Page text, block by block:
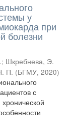
у
при
болезни
; Шкребнева, Э.
П. (БГМУ, 2020)
с